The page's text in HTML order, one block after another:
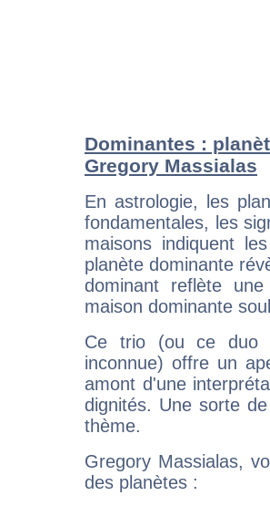
Dominantes :
Gregory Massialas
En astrologie, les
fondamentales, les
maisons indiquent
planète dominante
dominant reflète
maison dominante
Ce trio (ou ce duo
inconnue) offre un
amont d'une
dignités. Une sorte
thème.
Gregory Massialas,
des planètes :